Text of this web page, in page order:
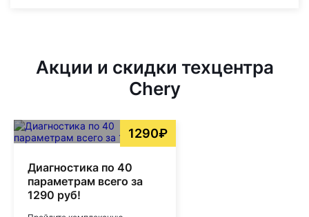
Акции и скидки техцентра
Chery
1290₽
Диагностика по 40
параметрам всего за
1290 руб!